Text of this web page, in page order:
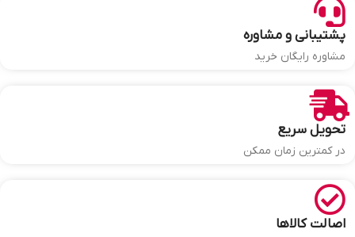
پشتیبانی و مشاوره
مشاوره رایگان خرید
تحویل سریع
در کمترین زمان ممکن
اصالت کالاها